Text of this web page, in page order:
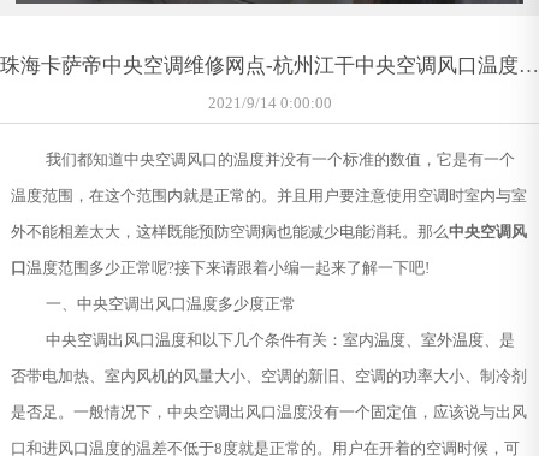
珠海卡萨帝中央空调维修网点-杭州江干中央空调风口温度多
少正常
2021/9/14 0:00:00
我们都知道中央空调风口的温度并没有一个标准的数值，它是有一个
温度范围，在这个范围内就是正常的。并且用户要注意使用空调时室内与室
外不能相差太大，这样既能预防空调病也能减少电能消耗。那么中央空调风
口温度范围多少正常呢?接下来请跟着小编一起来了解一下吧!
一、中央空调出风口温度多少度正常
中央空调出风口温度和以下几个条件有关：室内温度、室外温度、是
否带电加热、室内风机的风量大小、空调的新旧、空调的功率大小、制冷剂
是否足。一般情况下，中央空调出风口温度没有一个固定值，应该说与出风
口和进风口温度的温差不低于8度就是正常的。用户在开着的空调时候，可